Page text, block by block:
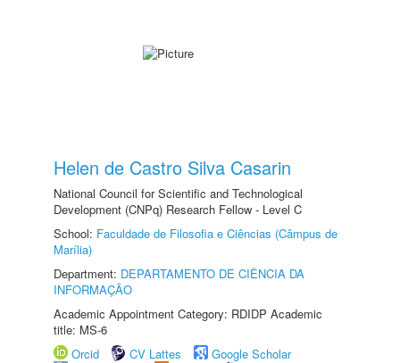
Helen de Castro Silva Casarin
National Council for Scientific and Technological
Development (CNPq) Research Fellow - Level C
School: Faculdade de Filosofia e Ciências (Câmpus de
Marília)
Department: DEPARTAMENTO DE CIÊNCIA DA
INFORMAÇÃO
Academic Appointment Category: RDIDP Academic
title: MS-6
Orcid
CV Lattes
Google Scholar